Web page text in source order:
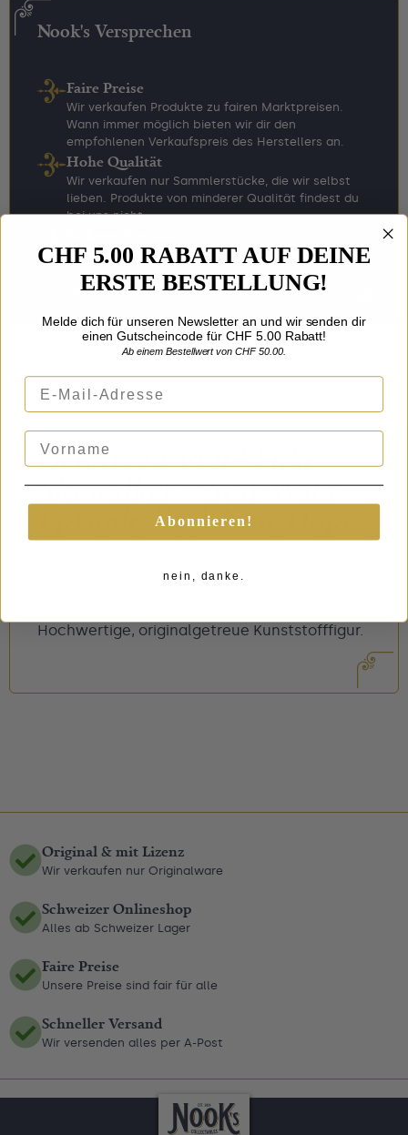
Nook's Versprechen
Faire Preise
Wir verkaufen Produkte zu fairen Marktpreisen.
Wann immer möglich bieten wir dir den
empfohlenen Verkaufspreis des Herstellers an.
Hohe Qualität
Wir verkaufen nur Sammlerstücke, die wir selbst
lieben. Produkte von minderer Qualität findest du
bei uns nicht.
Wir wissen, dass du bei uns nur Lieblingsstücke
bestellst. Entsprechend sorgfältig verpacken wir
diese für den Versand.
Details zuPOP! Luke
Skywalker – Star Wars:
Episode IV A New Hope
Original Vinyl-Figur in stilisiertem Look. Dieses
in einer attraktiven Verpackung mit
Hochwertige, originalgetreue Kunststofffigur.
Original & mit Lizenz
Wir verkaufen nur Originalware
Schweizer Onlineshop
Alles ab Schweizer Lager
Faire Preise
Unsere Preise sind fair für alle
Schneller Versand
Wir versenden alles per A-Post
CHF 5.00 RABATT AUF DEINE
ERSTE BESTELLUNG!
Melde dich für unseren Newsletter an und wir senden dir
einen Gutscheincode für CHF 5.00 Rabatt!
Ab einem Bestellwert von CHF 50.00.
E-Mail-Adresse
Vorname
Abonnieren!
nein, danke.